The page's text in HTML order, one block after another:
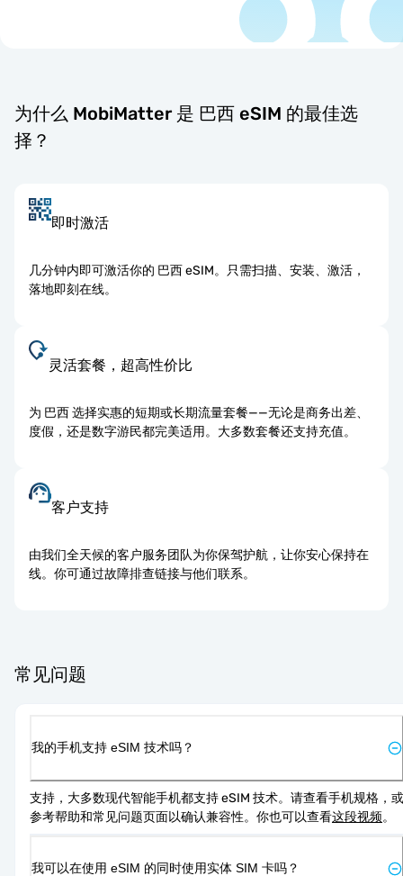
为什么 MobiMatter 是 巴西 eSIM 的最佳选
择？
即时激活
几分钟内即可激活你的 巴西 eSIM。只需扫描、安装、激活，
落地即刻在线。
灵活套餐，超高性价比
为 巴西 选择实惠的短期或长期流量套餐——无论是商务出差、
度假，还是数字游民都完美适用。大多数套餐还支持充值。
客户支持
由我们全天候的客户服务团队为你保驾护航，让你安心保持在
线。你可通过故障排查链接与他们联系。
常见问题
我的手机支持 eSIM 技术吗？
支持，大多数现代智能手机都支持 eSIM 技术。请查看手机规格，或
参考帮助和常见问题页面以确认兼容性。你也可以查看这段视频。
我可以在使用 eSIM 的同时使用实体 SIM 卡吗？